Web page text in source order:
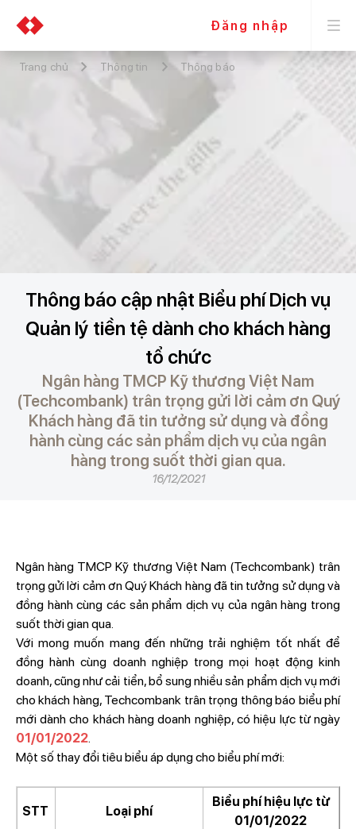
Đăng nhập
Trang chủ Thông tin Thông báo
Thông báo cập nhật Biểu phí Dịch vụ
Quản lý tiền tệ dành cho khách hàng
tổ chức
Ngân hàng TMCP Kỹ thương Việt Nam
(Techcombank) trân trọng gửi lời cảm ơn Quý
Khách hàng đã tin tưởng sử dụng và đồng
hành cùng các sản phẩm dịch vụ của ngân
hàng trong suốt thời gian qua.
16/12/2021
Ngân hàng TMCP Kỹ thương Việt Nam (Techcombank) trân
trọng gửi lời cảm ơn Quý Khách hàng đã tin tưởng sử dụng và
đồng hành cùng các sản phẩm dịch vụ của ngân hàng trong
suốt thời gian qua.
Với mong muốn mang đến những trải nghiệm tốt nhất để
đồng hành cùng doanh nghiệp trong mọi hoạt động kinh
doanh, cũng như cải tiển, bổ sung nhiều sản phẩm dịch vụ mới
cho khách hàng, Techcombank trân trọng thông báo biểu phí
mới dành cho khách hàng doanh nghiệp, có hiệu lực từ ngày
01/01/2022.
Một số thay đổi tiêu biểu áp dụng cho biểu phí mới:
STT Loại phí
Biểu phí hiệu lực từ
01/01/2022